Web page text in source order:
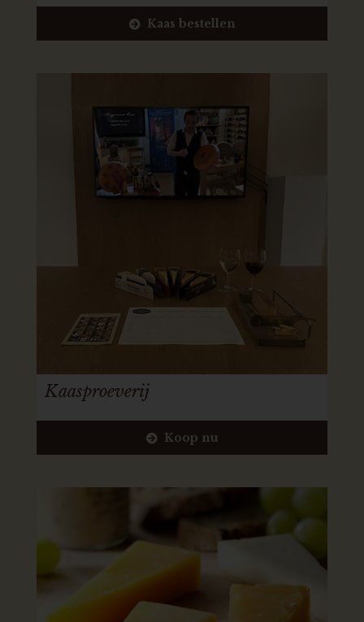
Kaas bestellen
Kaasproeverij
Koop nu